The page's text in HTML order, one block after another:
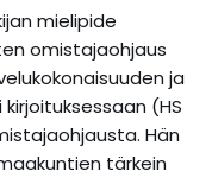
mielipide
omistajaohjaus
ja
(HS
Hän
tärkein